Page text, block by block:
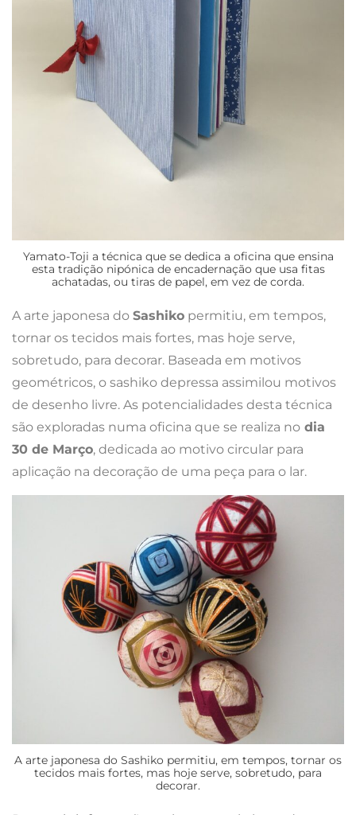
Yamato-Toji a técnica que se dedica a oficina que ensina
esta tradição nipónica de encadernação que usa fitas
achatadas, ou tiras de papel, em vez de corda.
A arte japonesa do Sashiko permitiu, em tempos,
tornar os tecidos mais fortes, mas hoje serve,
sobretudo, para decorar. Baseada em motivos
geométricos, o sashiko depressa assimilou motivos
de desenho livre. As potencialidades desta técnica
são exploradas numa oficina que se realiza no dia
30 de Março, dedicada ao motivo circular para
aplicação na decoração de uma peça para o lar.
A arte japonesa do Sashiko permitiu, em tempos, tornar os
tecidos mais fortes, mas hoje serve, sobretudo, para
decorar.